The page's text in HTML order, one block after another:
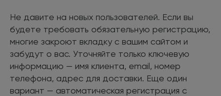
Не давите на новых пользователей. Если вы
будете требовать обязательную регистрацию,
многие закроют вкладку с вашим сайтом и
забудут о вас. Уточняйте только ключевую
информацию — имя клиента, email, номер
телефона, адрес для доставки. Еще один
вариант — автоматическая регистрация с